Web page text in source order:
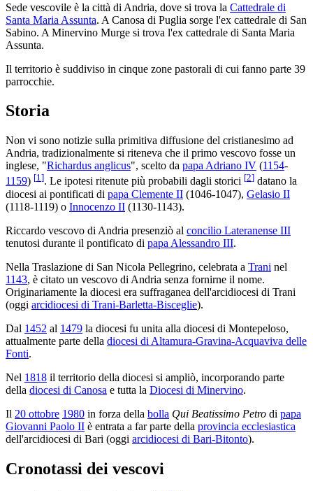
Sede vescovile è la città di Andria, dove si trova la Cattedrale di
Santa Maria Assunta. A Canosa di Puglia sorge l'ex cattedrale di San
Sabino. A Minervino Murge si trova l'ex cattedrale di Santa Maria
Assunta.
Il territorio è suddiviso in cinque zone pastorali di cui fanno parte 39
parrocchie.
Storia
Non vi sono notizie sulla primitiva diffusione del cristianesimo ad
Andria, tradizionalmente si riteneva che il primo vescovo fosse un
inglese, "Richardus anglicus", scelto da papa Adriano IV (1154-
1159) [1]. Le ipotesi ritenute più probabili dagli storici [2] datano la
diocesi ai pontificati di papa Clemente II (1046-1047), Gelasio II
(1118-1119) o Innocenzo II (1130-1143).
Riccardo vescovo di Andria presenziò al concilio Lateranense III
tenutosi durante il pontificato di papa Alessandro III.
Nella Traslazione di San Nicola Pellegrino, celebrata a Trani nel
1143, è citato un vescovo di Andria senza fornirne il nome.
Originariamente la diocesi era suffraganea dell'arcidiocesi di Trani
(oggi arcidiocesi di Trani-Barletta-Bisceglie).
Dal 1452 al 1479 la diocesi fu unita alla diocesi di Montepeloso,
attualmente parte della diocesi di Altamura-Gravina-Acquaviva delle
Fonti.
Nel 1818 il territorio della diocesi si ampliò, incorporando parte
della diocesi di Canosa e tutta la Diocesi di Minervino.
Il 20 ottobre 1980 in forza della bolla Qui Beatissimo Petro di papa
Giovanni Paolo II è entrata a far parte della provincia ecclesiastica
dell'arcidiocesi di Bari (oggi arcidiocesi di Bari-Bitonto).
Cronotassi dei vescovi